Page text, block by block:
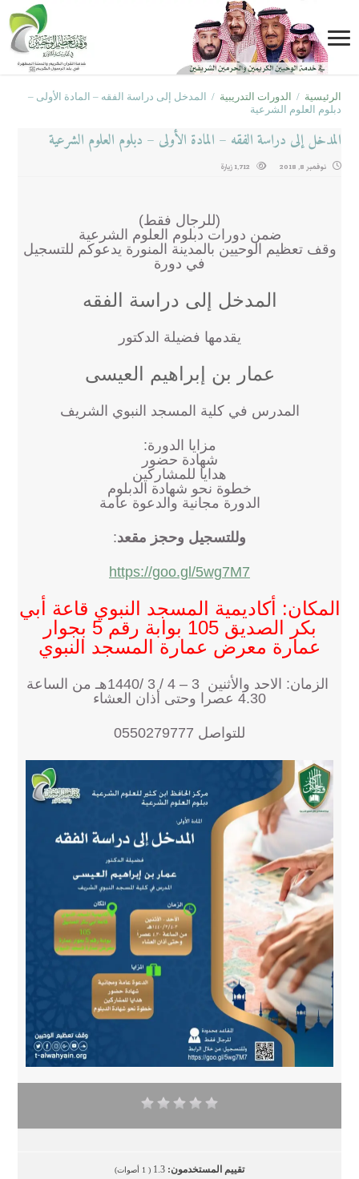
الرئيسية / الدورات التدريبية / المدخل إلى دراسة الفقه – المادة الأولى –
دبلوم العلوم الشرعية
المدخل إلى دراسة الفقه – المادة الأولى – دبلوم العلوم الشرعية
نوفمبر 8, 2018 1,712 زيارة
(للرجال فقط)
ضمن دورات دبلوم العلوم الشرعية
وقف تعظيم الوحيين بالمدينة المنورة يدعوكم للتسجيل
في دورة
المدخل إلى دراسة الفقه
يقدمها فضيلة الدكتور
عمار بن إبراهيم العيسى
المدرس في كلية المسجد النبوي الشريف
مزايا الدورة:
شهادة حضور
هدايا للمشاركين
خطوة نحو شهادة الدبلوم
الدورة مجانية والدعوة عامة
وللتسجيل وحجز مقعد:
https://goo.gl/5wg7M7
المكان: أكاديمية المسجد النبوي قاعة أبي
بكر الصديق 105 بوابة رقم 5 بجوار
عمارة معرض عمارة المسجد النبوي
الزمان: الاحد والأثنين 3 – 4 / 3 /1440هـ من الساعة
4.30 عصرا وحتى أذان العشاء
للتواصل 0550279777
تقييم المستخدمون: 1.3
(
1 أصوات)